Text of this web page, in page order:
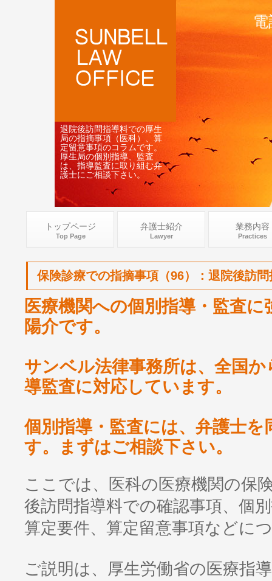
退院後訪問指導料での厚生
局の指摘事項（医科）、算
定留意事項のコラムです。
厚生局の個別指導、監査
は、指導監査に取り組む弁
護士にご相談下さい。
保険診療での指摘事項（96）：退院後訪問
医療機関への個別指導・監査
陽介です。
サンベル法律事務所は、全国
導監査に対応しています。
個別指導・監査には、弁護士
す。まずはご相談下さい。
ここでは、医科の医療機関の保
後訪問指導料での確認事項、個
算定要件、算定留意事項などに
ご説明は、厚生労働省の医療指
トップページ
Top Page
弁護士紹介
Lawyer
業務内容
Practices